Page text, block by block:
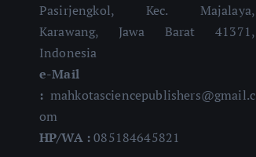
Pasirjengkol, Kec. Majalaya,
Karawang, Jawa Barat 41371,
Indonesia
e-Mail
: mahkotasciencepublishers@gmail.c
om
HP/WA :085184645821